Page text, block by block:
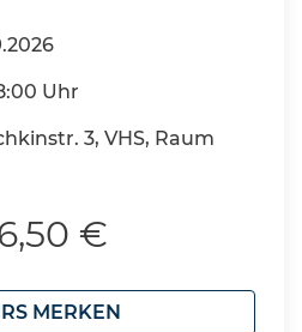
Uhr
3, VHS, Raum
€
MERKEN